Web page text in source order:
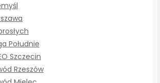
Południe
Szczecin
Rzeszów